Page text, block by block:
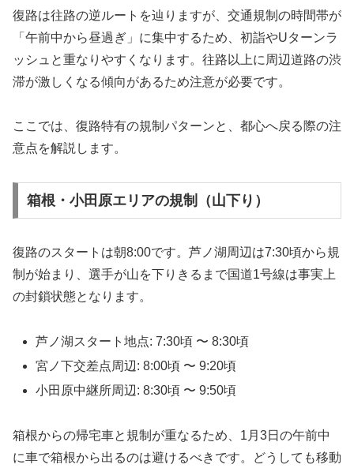
復路は往路の逆ルートを辿りますが、交通規制の時間帯が
「午前中から昼過ぎ」に集中するため、初詣やUターンラ
ッシュと重なりやすくなります。往路以上に周辺道路の渋
滞が激しくなる傾向があるため注意が必要です。
ここでは、復路特有の規制パターンと、都心へ戻る際の注
意点を解説します。
箱根・小田原エリアの規制（山下り）
復路のスタートは朝8:00です。芦ノ湖周辺は7:30頃から規
制が始まり、選手が山を下りきるまで国道1号線は事実上
の封鎖状態となります。
芦ノ湖スタート地点: 7:30頃 〜 8:30頃
宮ノ下交差点周辺: 8:00頃 〜 9:20頃
小田原中継所周辺: 8:30頃 〜 9:50頃
箱根からの帰宅車と規制が重なるため、1月3日の午前中
に車で箱根から出るのは避けるべきです。どうしても移動